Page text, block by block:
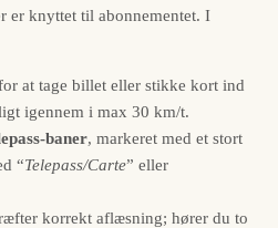
er knyttet til abonnementet. I
at tage billet eller stikke kort ind
igennem i max 30 km/t.
baner, markeret med et stort
“Telepass/Carte” eller
korrekt aflæsning; hører du to